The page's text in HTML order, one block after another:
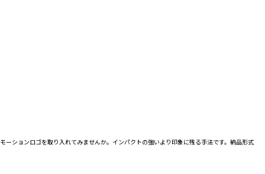
ションロゴを取り入れてみませんか。インパクトの強いより印象に残る手法です。納品形式